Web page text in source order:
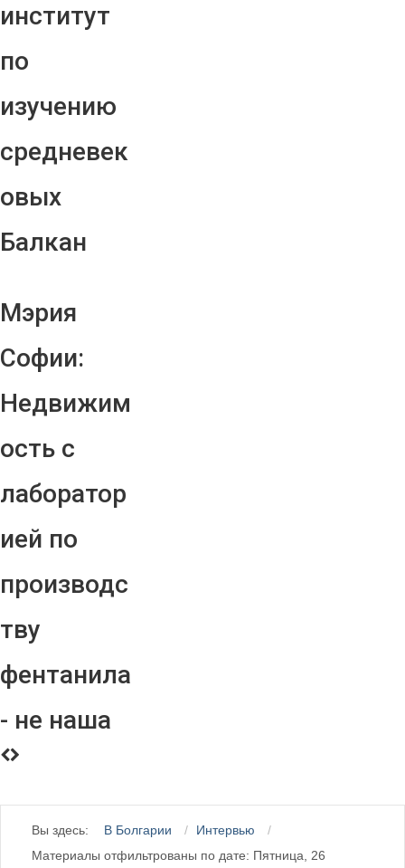
институт
по
изучению
средневек
овых
Балкан
Мэрия
Софии:
Недвижим
ость с
лаборатор
ией по
производс
тву
фентанила
- не наша
Вы здесь: В Болгарии
Интервью
Материалы отфильтрованы по дате: Пятница, 26